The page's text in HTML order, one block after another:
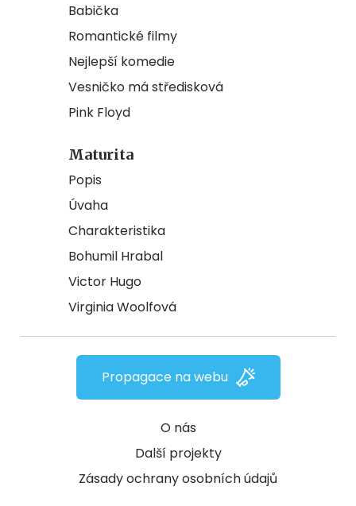
Babička
Romantické filmy
Nejlepší komedie
Vesničko má středisková
Pink Floyd
Maturita
Popis
Úvaha
Charakteristika
Bohumil Hrabal
Victor Hugo
Virginia Woolfová
O nás
Další projekty
Zásady ochrany osobních údajů
Propagace na webu